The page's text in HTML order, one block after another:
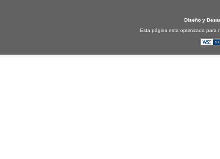
Diseño y
Esta página esta optimizada para